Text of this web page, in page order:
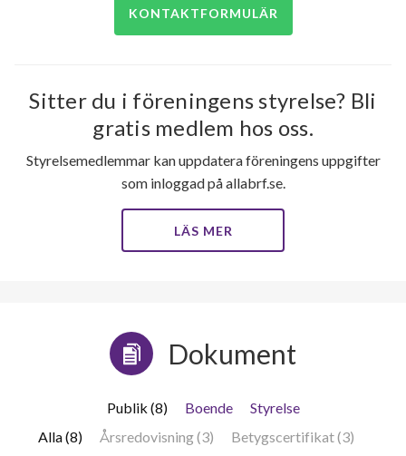
KONTAKTFORMULÄR
Sitter du i föreningens styrelse? Bli
gratis medlem hos oss.
Styrelsemedlemmar kan uppdatera föreningens uppgifter
som inloggad på allabrf.se.
LÄS MER
Dokument
Publik (8) Boende
Styrelse
Alla (8)
Årsredovisning (3)
Betygscertifikat (3)